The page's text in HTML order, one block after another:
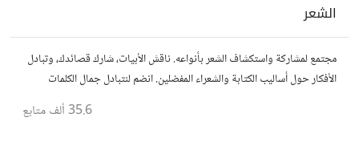
الشعر
مجتمع لمشاركة واستكشاف الشعر بأنواعه. ناقش الأبيات، شارك قصائدك، وتبادل
الأفكار حول أساليب الكتابة والشعراء المفضلين. انضم لنتبادل جمال الكلمات
35.6 ألف متابع